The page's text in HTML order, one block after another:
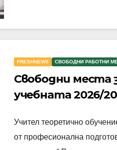
FRESHNEWS СВОБОДНИ РАБОТНИ
Свободни места
учебната 2026/
Учител теоретично
от професионална